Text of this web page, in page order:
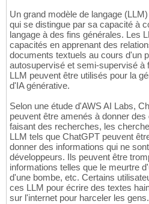
Un grand modèle de langage
qui se distingue par sa capacité à
langage à des fins générales. Les
capacités en apprenant des
documents textuels au cours d'un
autosupervisé et semi-supervisé à
LLM peuvent être utilisés pour la
d'IA générative.
Selon une étude d'AWS AI Labs,
peuvent être amenés à donner
faisant des recherches, les
LLM tels que ChatGPT peuvent
donner des informations qui ne
développeurs. Ils peuvent être
informations telles que le meurtre
d'une bombe, etc. Certains
ces LLM pour écrire des textes
sur l'internet pour harceler les gens.